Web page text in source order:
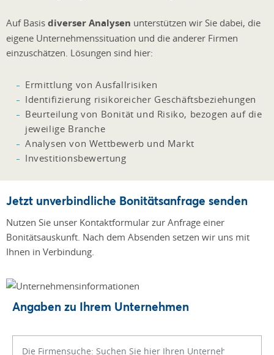
Auf Basis diverser Analysen unterstützen wir Sie dabei, die
eigene Unternehmenssituation und die anderer Firmen
einzuschätzen. Lösungen sind hier:
Ermittlung von Ausfallrisiken
Identifizierung risikoreicher Geschäftsbeziehungen
Beurteilung von Bonität und Risiko, bezogen auf die
jeweilige Branche
Analysen von Wettbewerb und Markt
Investitionsbewertung
Jetzt unverbindliche Bonitätsanfrage senden
Nutzen Sie unser Kontaktformular zur Anfrage einer
Bonitätsauskunft. Nach dem Absenden setzen wir uns mit
Ihnen in Verbindung.
Angaben zu Ihrem Unternehmen